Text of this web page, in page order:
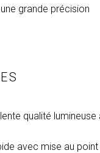
grande précision
qualité
avec mise au point